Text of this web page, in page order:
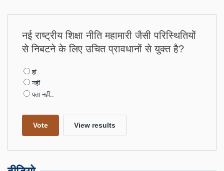
नई राष्ट्रीय शिक्षा नीति महामारी जैसी परिस्थितियों
से निबटने के लिए उचित प्रावधानों से युक्त है?
Choices
हां..
नहीं..
पता नहीं..